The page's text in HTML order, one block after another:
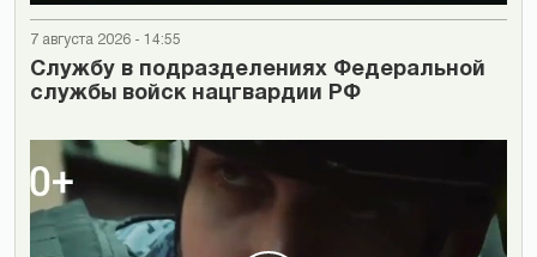
7 августа 2026 - 14:55
Cлужбу в подразделениях Федеральной
службы войск нацгвардии РФ